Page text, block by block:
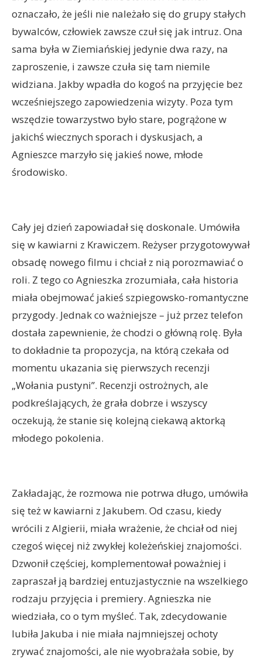
oznaczało, że jeśli nie należało się do grupy stałych
bywalców, człowiek zawsze czuł się jak intruz. Ona
sama była w Ziemiańskiej jedynie dwa razy, na
zaproszenie, i zawsze czuła się tam niemile
widziana. Jakby wpadła do kogoś na przyjęcie bez
wcześniejszego zapowiedzenia wizyty. Poza tym
wszędzie towarzystwo było stare, pogrążone w
jakichś wiecznych sporach i dyskusjach, a
Agnieszce marzyło się jakieś nowe, młode
środowisko.
Cały jej dzień zapowiadał się doskonale. Umówiła
się w kawiarni z Krawiczem. Reżyser przygotowywał
obsadę nowego filmu i chciał z nią porozmawiać o
roli. Z tego co Agnieszka zrozumiała, cała historia
miała obejmować jakieś szpiegowsko-romantyczne
przygody. Jednak co ważniejsze – już przez telefon
dostała zapewnienie, że chodzi o główną rolę. Była
to dokładnie ta propozycja, na którą czekała od
momentu ukazania się pierwszych recenzji
„Wołania pustyni”. Recenzji ostrożnych, ale
podkreślających, że grała dobrze i wszyscy
oczekują, że stanie się kolejną ciekawą aktorką
młodego pokolenia.
Zakładając, że rozmowa nie potrwa długo, umówiła
się też w kawiarni z Jakubem. Od czasu, kiedy
wrócili z Algierii, miała wrażenie, że chciał od niej
czegoś więcej niż zwykłej koleżeńskiej znajomości.
Dzwonił częściej, komplementował poważniej i
zapraszał ją bardziej entuzjastycznie na wszelkiego
rodzaju przyjęcia i premiery. Agnieszka nie
wiedziała, co o tym myśleć. Tak, zdecydowanie
lubiła Jakuba i nie miała najmniejszej ochoty
zrywać znajomości, ale nie wyobrażała sobie, by